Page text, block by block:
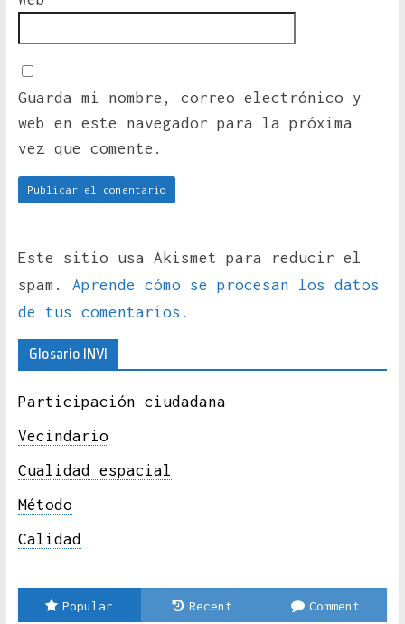
Guarda mi nombre, correo electrónico y
web en este navegador para la próxima
vez que comente.
Este sitio usa Akismet para reducir el
spam. Aprende cómo se procesan los datos
de tus comentarios.
Glosario INVI
Participación ciudadana
Vecindario
Cualidad espacial
Método
Calidad
Popular Recent Comment